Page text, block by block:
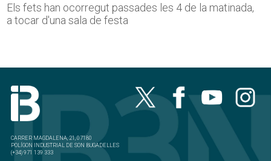
Els fets han ocorregut passades les 4 de la matinada,
a tocar d'una sala de festa
CARRER MAGDALENA, 21, 07180
POLÍGON INDUSTRIAL DE SON BUGADELLES
(+34) 971 139 333